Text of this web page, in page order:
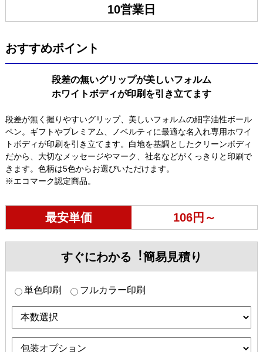
10営業日
おすすめポイント
段差の無いグリップが美しいフォルム
ホワイトボディが印刷を引き立てます
段差が無く握りやすいグリップ、美しいフォルムの細字油性ボール
ペン。ギフトやプレミアム、ノベルティに最適な名入れ専用ホワイ
トボディが印刷を引き立てます。白地を基調としたクリーンボディ
だから、大切なメッセージやマーク、社名などがくっきりと印刷で
きます。色柄は5色からお選びいただけます。
※エコマーク認定商品。
最安単価 106円～
すぐにわかる︕簡易見積り
単色印刷 フルカラー印刷